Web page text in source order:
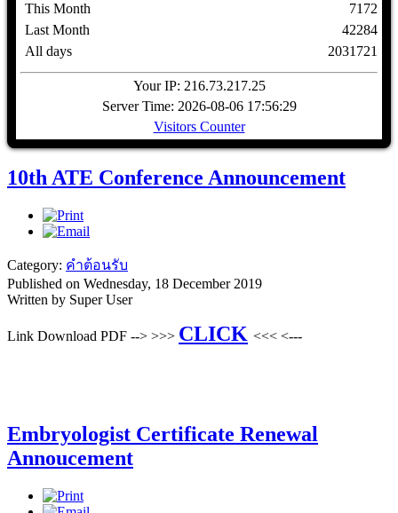
This Month
Last Month
All days
7172
42284
2031721
Your IP: 216.73.217.25
Server Time: 2026-08-06 17:56:29
Visitors Counter
10th ATE Conference Announcement
Category: คำต้อนรับ
Published on Wednesday, 18 December 2019
Written by Super User
Link Download PDF --> >>> CLICK <<< <---
Embryologist Certificate Renewal
Annoucement